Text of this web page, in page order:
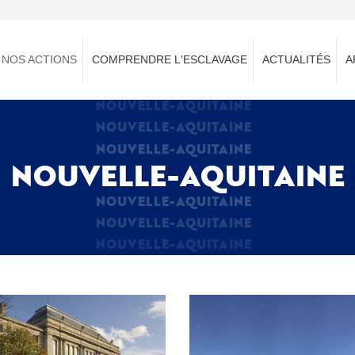
NOS ACTIONS COMPRENDRE L'ESCLAVAGE ACTUALITÉS
NOUVELLE-AQUITAINE
NOUVELLE-AQUITAINE
NOUVELLE-AQUITAINE
NOUVELLE-AQUITAINE
NOUVELLE-AQUITAINE
NOUVELLE-AQUITAINE
NOUVELLE-AQUITAINE